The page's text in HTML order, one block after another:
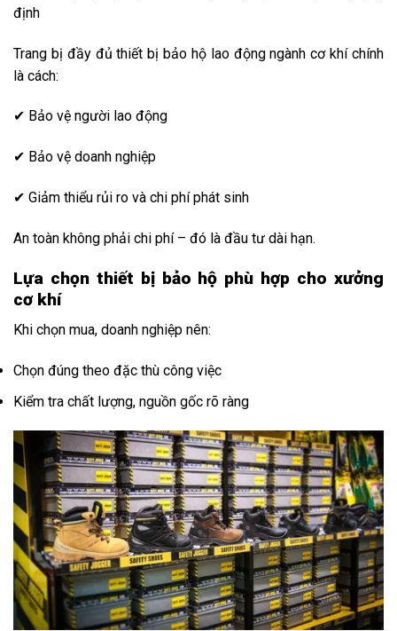
định
Trang bị đầy đủ thiết bị bảo hộ lao động ngành cơ khí chính
là cách:
✔ Bảo vệ người lao động
✔ Bảo vệ doanh nghiệp
✔ Giảm thiểu rủi ro và chi phí phát sinh
An toàn không phải chi phí – đó là đầu tư dài hạn.
Lựa chọn thiết bị bảo hộ phù hợp cho xưởng
cơ khí
Khi chọn mua, doanh nghiệp nên:
Chọn đúng theo đặc thù công việc
Kiểm tra chất lượng, nguồn gốc rõ ràng